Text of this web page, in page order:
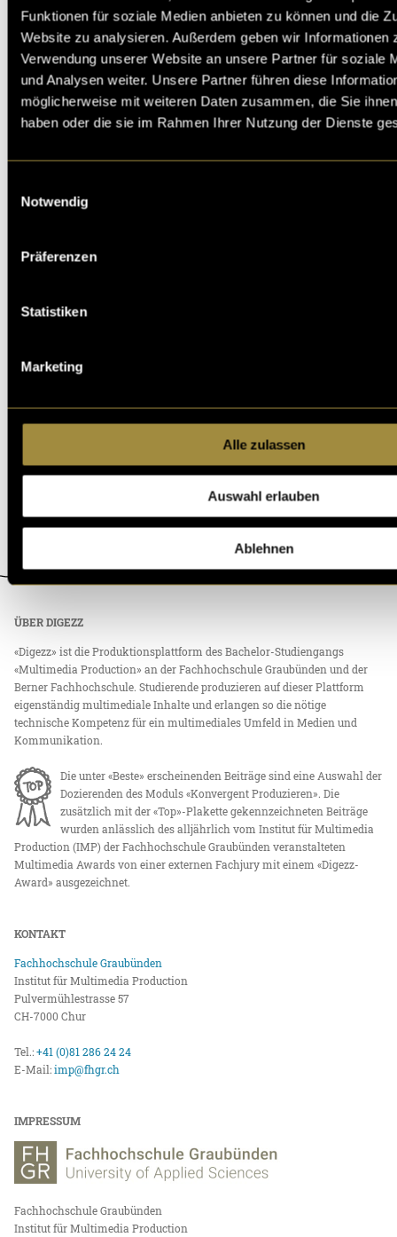
Funktionen für soziale Medien anbieten zu können und die
Website zu analysieren. Außerdem geben wir Informationen
Verwendung unserer Website an unsere Partner für soziale
und Analysen weiter. Unsere Partner führen diese
möglicherweise mit weiteren Daten zusammen, die Sie
haben oder die sie im Rahmen Ihrer Nutzung der Dienste
Notwendig
Präferenzen
Statistiken
Marketing
Alle zulassen
Auswahl erlauben
Ablehnen
Testimonial zum
ÜBER DIGEZZ
«Digezz» ist die Produktionsplattform des Bachelor-Studiengangs
«Multimedia Production» an der Fachhochschule Graubünden und der
Berner Fachhochschule. Studierende produzieren auf dieser Plattform
eigenständig multimediale Inhalte und erlangen so die nötige
technische Kompetenz für ein multimediales Umfeld in Medien und
Kommunikation.
Die unter «Beste» erscheinenden Beiträge sind eine Auswahl der
Dozierenden des Moduls «Konvergent Produzieren». Die
zusätzlich mit der «Top»-Plakette gekennzeichneten Beiträge
wurden anlässlich des alljährlich vom Institut für Multimedia
Production (IMP) der Fachhochschule Graubünden veranstalteten
Multimedia Awards von einer externen Fachjury mit einem «Digezz-
Award» ausgezeichnet.
KONTAKT
Fachhochschule Graubünden
Institut für Multimedia Production
Pulvermühlestrasse 57
CH-7000 Chur
Tel.:+41 (0)81 286 24 24
E-Mail:imp@fhgr.ch
IMPRESSUM
Fachhochschule Graubünden
Institut für Multimedia Production